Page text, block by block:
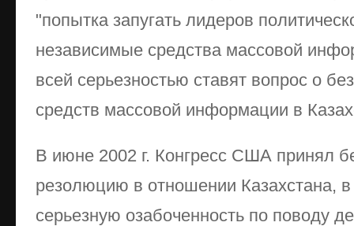
"попытка запугать лидеров
независимые средства массовой
всей серьезностью ставят вопрос о
средств массовой информации в
В июне 2002 г. Конгресс США принял
резолюцию в отношении Казахстана,
серьезную озабоченность по поводу